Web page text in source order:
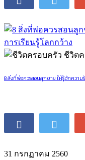
ชีวิตครอบครัว
26 กันยายน 2560